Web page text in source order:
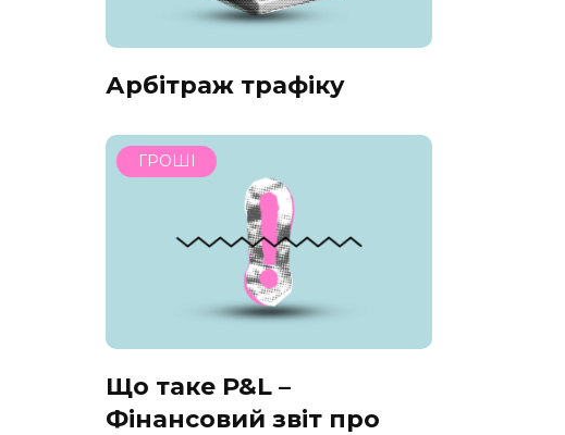
Арбітраж трафіку
ГРОШІ
Що таке P&L –
Фінансовий звіт про